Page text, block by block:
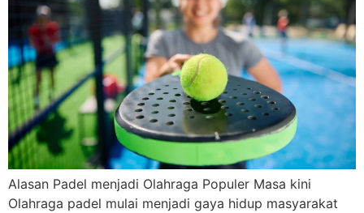
Alasan Padel menjadi Olahraga Populer Masa kini
Olahraga padel mulai menjadi gaya hidup masyarakat